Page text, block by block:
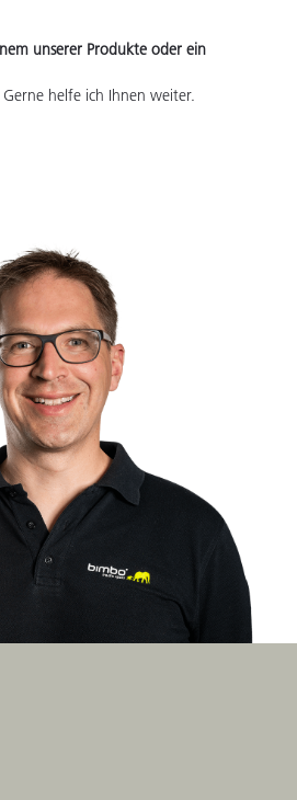
unserer Produkte oder ein
helfe ich Ihnen weiter.